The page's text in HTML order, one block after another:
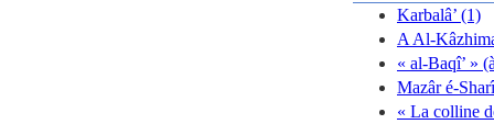
Karbalâ’ (1)
A Al-
« al-Baqî’ »
Mazâr é-
« La colline